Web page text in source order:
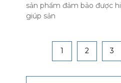
sản phẩm đảm bảo được
giúp sản
1 2 3